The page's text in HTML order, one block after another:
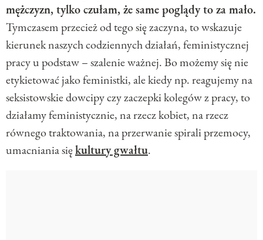
mężczyzn, tylko czułam, że same poglądy to za mało.
Tymczasem przecież od tego się zaczyna, to wskazuje
kierunek naszych codziennych działań, feministycznej
pracy u podstaw – szalenie ważnej. Bo możemy się nie
etykietować jako feministki, ale kiedy np. reagujemy na
seksistowskie dowcipy czy zaczepki kolegów z pracy, to
działamy feministycznie, na rzecz kobiet, na rzecz
równego traktowania, na przerwanie spirali przemocy,
umacniania siękultury gwałtu.